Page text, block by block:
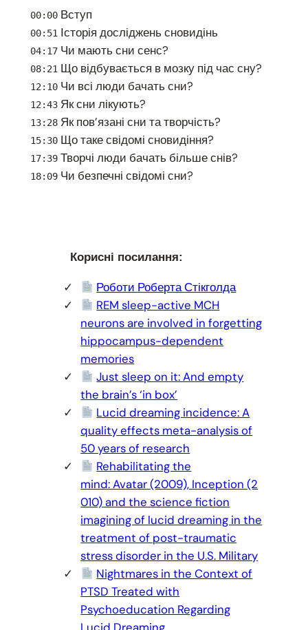
00:00Вступ
00:51Історія досліджень сновидінь
04:17Чи мають сни сенс?
08:21Що відбувається в мозку під час сну?
12:10Чи всі люди бачать сни?
12:43Як сни лікують?
13:28Як пов’язані сни та творчість?
15:30Що таке свідомі сновидіння?
17:39Творчі люди бачать більше снів?
18:09Чи безпечні свідомі сни?
Корисні посилання:
Роботи Роберта Стікголда
REM sleep-active MCH
neurons are involved in forgetting
hippocampus-dependent
memories
Just sleep on it: And empty
the brain’s ‘in box’
Lucid dreaming incidence: A
quality effects meta-analysis of
50 years of research
Rehabilitating the
mind: Avatar (2009), Inception (2
010) and the science fiction
imagining of lucid dreaming in the
treatment of post-traumatic
stress disorder in the U.S. Military
Nightmares in the Context of
PTSD Treated with
Psychoeducation Regarding